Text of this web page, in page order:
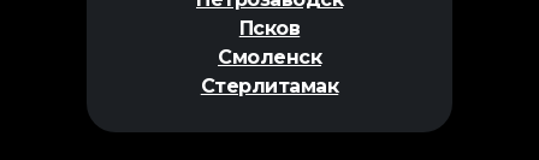
Псков
Смоленск
Стерлитамак